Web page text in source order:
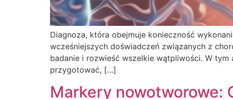
Diagnoza, która obejmuje konieczność
wcześniejszych doświadczeń związanych z
badanie i rozwieść wszelkie wątpliwości. W
przygotować, […]
Markery nowotworowe: